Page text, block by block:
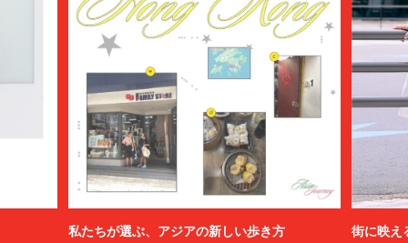
私たちが選ぶ、アジアの新しい歩き方 街に映え